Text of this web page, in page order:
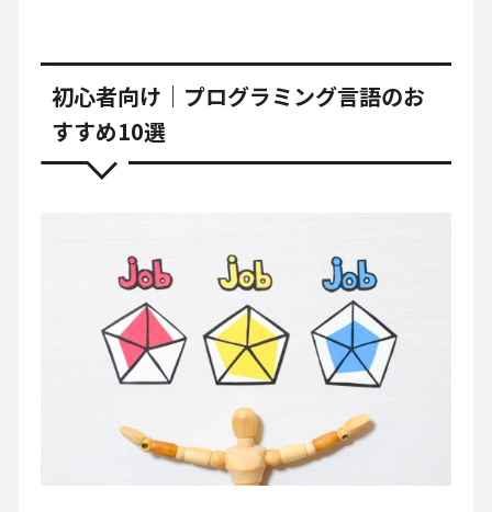
初心者向け｜プログラミング言語のお
すすめ10選